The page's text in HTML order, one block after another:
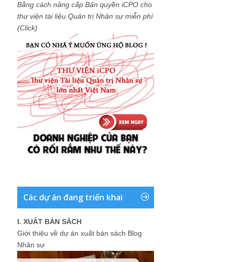
Bằng cách nâng cấp Bản quyền iCPO cho
thư viện tài liệu Quản trị Nhân sự miễn phí
(Click)
Các dự án đang triển khai
I. XUẤT BẢN SÁCH
Giới thiệu về dự án xuất bản sách Blog
Nhân sự